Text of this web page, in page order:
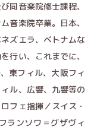
同音楽院修士課程、
音楽院卒業。日本、
ズエラ、ベトナムな
行い、これまでに、
東フィル、大阪フィ
ル、広響、九響等の
フェ指揮／スイス・
ランソワ＝グザヴィ